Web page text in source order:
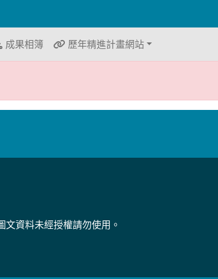
成果相簿 歷年精進計畫網站
資料未經授權請勿使用。